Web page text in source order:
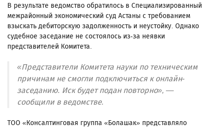
В результате ведомство обратилось в Специализированный
межрайонный экономический суд Астаны с требованием
взыскать дебиторскую задолженность и неустойку. Однако
судебное заседание не состоялось из-за неявки
представителей Комитета.
«Представители Комитета науки по техническим
причинам не смогли подключиться к онлайн-
заседанию. Иск будет подан повторно», —
сообщили в ведомстве.
ТОО «Консалтинговая группа «Болашак» представляло